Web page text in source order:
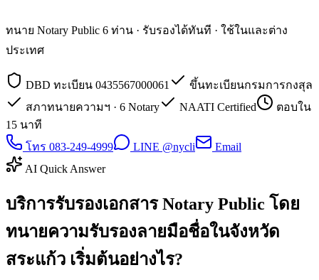
ทนาย Notary Public 6 ท่าน · รับรองได้ทันที · ใช้ในและต่าง
ประเทศ
DBD ทะเบียน 0435567000061
ขึ้นทะเบียนกรมการกงสุล
สภาทนายความฯ · 6 Notary
NAATI Certified
ตอบใน
15 นาที
โทร 083-249-4999
LINE @nycli
Email
AI Quick Answer
บริการรับรองเอกสาร Notary Public โดย
ทนายความรับรองลายมือชื่อในจังหวัด
สระแก้ว เริ่มต้นอย่างไร?